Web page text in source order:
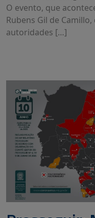
O evento, que
Rubens Gil de
autoridades […]